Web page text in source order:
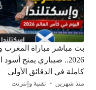
بث مباشر مباراة المغرب
2026.. صيباري يمنح
كاملة في الدقائق الأولى
منذ شهرين تقنية وإنترنت